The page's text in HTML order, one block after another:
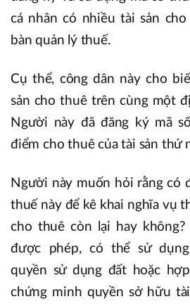
cá nhân có nhiều tài sản
bàn quản lý thuế.
Cụ thể, công dân này cho
sản cho thuê trên cùng một
Người này đã đăng ký mã
điểm cho thuê của tài sản thứ
Người này muốn hỏi rằng có
thuế này để kê khai nghĩa vụ
cho thuê còn lại hay
được phép, có thể sử
quyền sử dụng đất hoặc
chứng minh quyền sở hữu